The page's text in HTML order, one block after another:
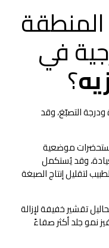
في
؟
التصبّغ، وقد
موضعية
وقد يُستكمل
إنتاج الصبغة
خفيفة لإزالة
جلد أكثر صفاءً